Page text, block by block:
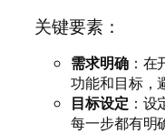
关键要素：
需求明确：在
功能和目标，
目标设定 ：
每一步都有明